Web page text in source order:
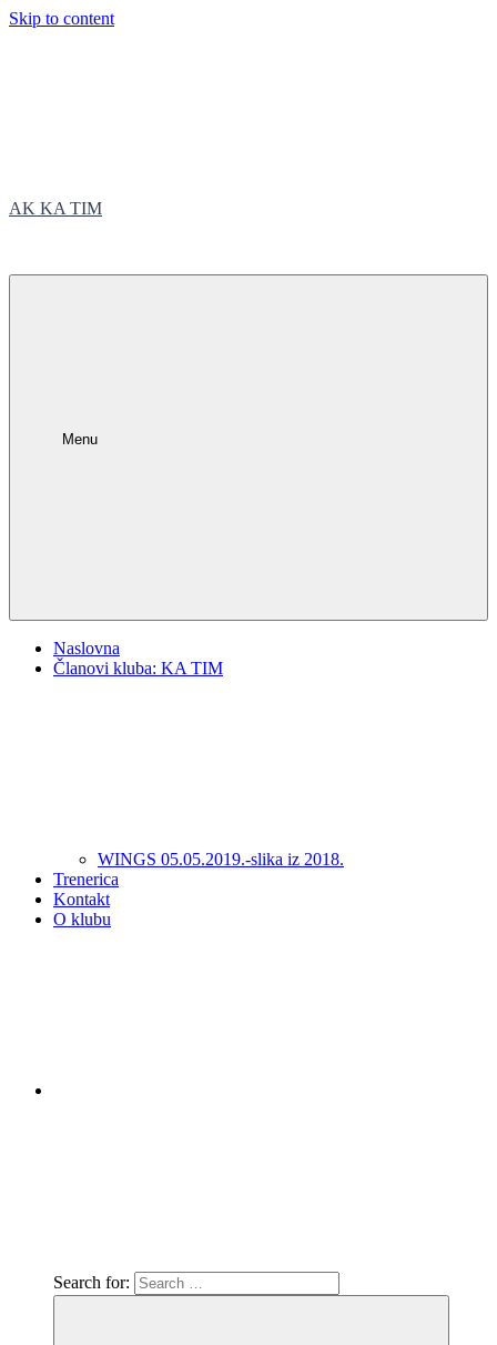
Skip to content
AK KA TIM
Menu
Naslovna
Članovi kluba: KA TIM
WINGS 05.05.2019.-slika iz 2018.
Trenerica
Kontakt
O klubu
Search for: